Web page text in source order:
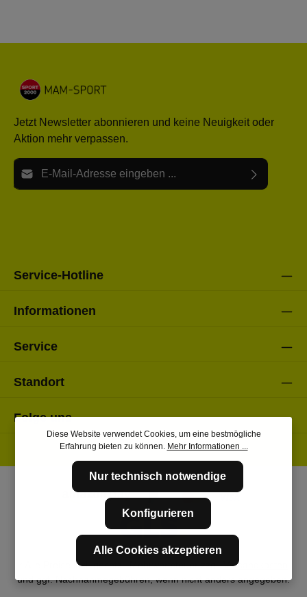
Jetzt Newsletter abonnieren und keine Neuigkeit oder
Aktion mehr verpassen.
E-Mail-Adresse*
Service-Hotline
Informationen
Service
Standort
Folge uns
* Alle Preise inkl. gesetzl. Mehrwertsteuer zzgl.Versandkosten
und ggf. Nachnahmegebühren, wenn nicht anders angegeben.
Diese Website verwendet Cookies, um eine bestmögliche
Erfahrung bieten zu können. Mehr Informationen ...
Nur technisch notwendige
Konfigurieren
Alle Cookies akzeptieren